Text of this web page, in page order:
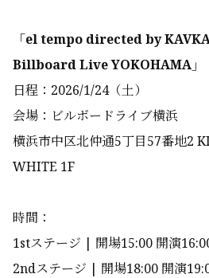
「el tempo directed by
Billboard Live YOKOHAMA」
日程：2026/1/24（土）
会場：ビルボードライブ横浜
横浜市中区北仲通5丁目57番地2
WHITE 1F
時間：
1stステージ | 開場15:00 開演
2ndステージ | 開場18:00 開演